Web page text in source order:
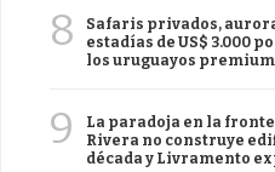
8
Safaris privados,
estadías de US$ 3.000
los uruguayos premium
9
La paradoja en la
Rivera no construye
década y Livramento